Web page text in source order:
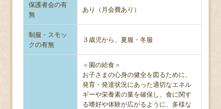
保護者会の有
無
あり（月会費あり）
制服・スモッ
クの有無
３歳児から、夏服・冬服
＜園の給食＞
お子さまの心身の健全を図るために、
発育・発達状況にあった適切なエネル
ギーや栄養素の量を確保し、食に関す
る嗜好や体験が広がるように、多様な